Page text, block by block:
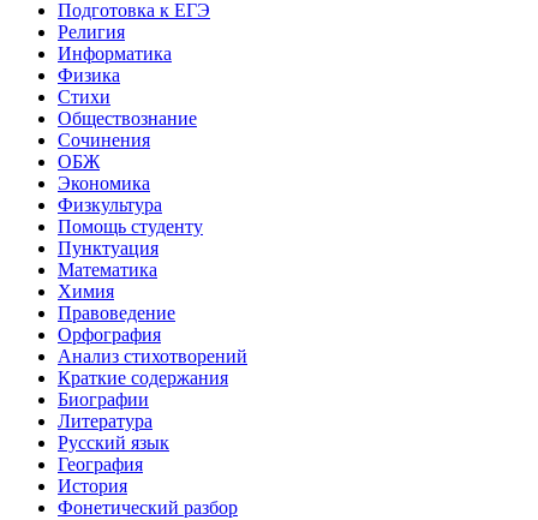
Подготовка к ЕГЭ
Религия
Информатика
Физика
Стихи
Обществознание
Сочинения
ОБЖ
Экономика
Физкультура
Помощь студенту
Пунктуация
Математика
Химия
Правоведение
Орфография
Анализ стихотворений
Краткие содержания
Биографии
Литература
Русский язык
География
История
Фонетический разбор